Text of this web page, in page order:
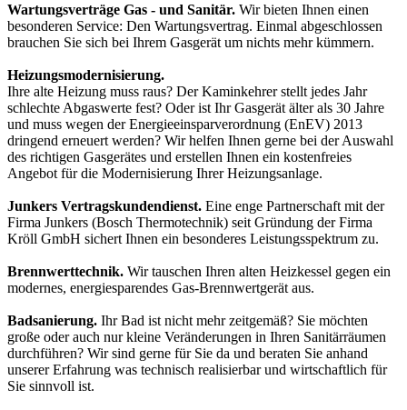
Wartungsverträge Gas - und Sanitär. Wir bieten Ihnen einen
besonderen Service: Den Wartungsvertrag. Einmal abgeschlossen
brauchen Sie sich bei Ihrem Gasgerät um nichts mehr kümmern.
Heizungsmodernisierung.
Ihre alte Heizung muss raus? Der Kaminkehrer stellt jedes Jahr
schlechte Abgaswerte fest? Oder ist Ihr Gasgerät älter als 30 Jahre
und muss wegen der Energieeinsparverordnung (EnEV) 2013
dringend erneuert werden? Wir helfen Ihnen gerne bei der Auswahl
des richtigen Gasgerätes und erstellen Ihnen ein kostenfreies
Angebot für die Modernisierung Ihrer Heizungsanlage.
Junkers Vertragskundendienst. Eine enge Partnerschaft mit der
Firma Junkers (Bosch Thermotechnik) seit Gründung der Firma
Kröll GmbH sichert Ihnen ein besonderes Leistungsspektrum zu.
Brennwerttechnik. Wir tauschen Ihren alten Heizkessel gegen ein
modernes, energiesparendes Gas-Brennwertgerät aus.
Badsanierung. Ihr Bad ist nicht mehr zeitgemäß? Sie möchten
große oder auch nur kleine Veränderungen in Ihren Sanitärräumen
durchführen? Wir sind gerne für Sie da und beraten Sie anhand
unserer Erfahrung was technisch realisierbar und wirtschaftlich für
Sie sinnvoll ist.